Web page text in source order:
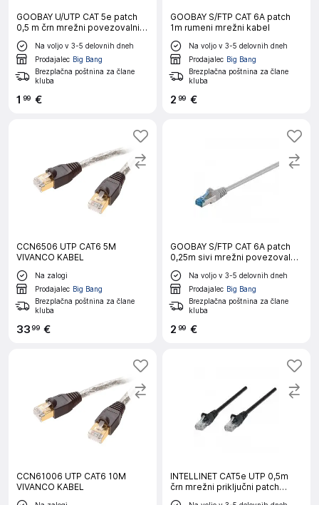
GOOBAY U/UTP CAT 5e patch
0,5 m črn mrežni povezovalni
kabel
Na voljo v 3-5 delovnih dneh
Prodajalec Big Bang
Brezplačna poštnina za člane
kluba
1 99 €
GOOBAY S/FTP CAT 6A patch
1m rumeni mrežni kabel
Na voljo v 3-5 delovnih dneh
Prodajalec Big Bang
Brezplačna poštnina za člane
kluba
2 99 €
CCN6506 UTP CAT6 5M
VIVANCO KABEL
Na zalogi
Prodajalec Big Bang
Brezplačna poštnina za člane
kluba
3399 €
GOOBAY S/FTP CAT 6A patch
0,25m sivi mrežni povezovalni
kabel
Na voljo v 3-5 delovnih dneh
Prodajalec Big Bang
Brezplačna poštnina za člane
kluba
2 99 €
CCN61006 UTP CAT6 10M
VIVANCO KABEL
INTELLINET CAT5e UTP 0,5m
črn mrežni priključni patch
kabel